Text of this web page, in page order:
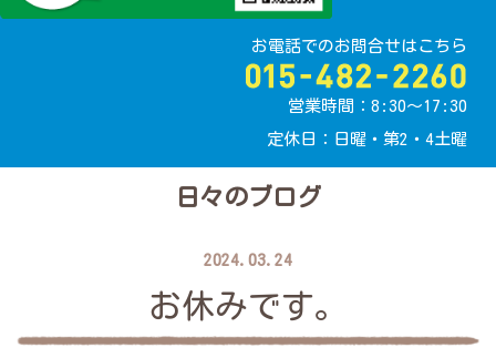
お電話でのお問合せはこちら
営業時間：8:30〜17:30
定休日：日曜・第2・4土曜
日々のブログ
2024.03.24
お休みです。